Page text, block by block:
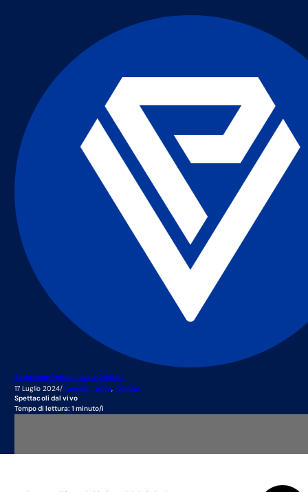
Redazione Polizia Locale Digitale
17 Luglio 2024/Amministrativo, Circolari
Spettacoli dal vivo
Tempo di lettura: 1 minuto/i